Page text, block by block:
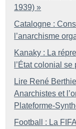
1939) »
Catalogne :
l’anarchisme
Kanaky : La
l’État colonial se
Lire René
Anarchistes et
Plateforme-
Football : La